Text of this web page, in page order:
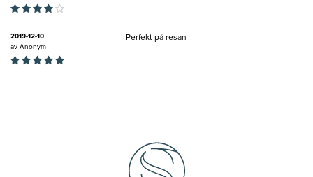
2019-12-10
av Anonym
Perfekt på resan